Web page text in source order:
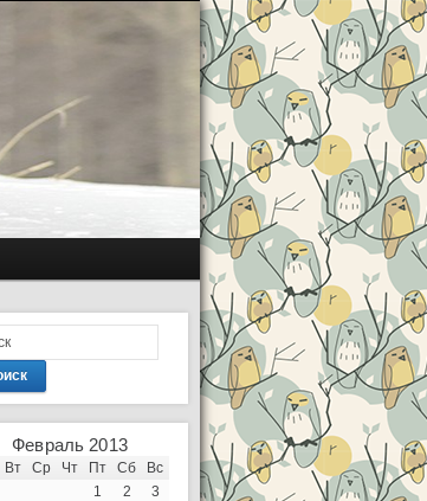
Февраль 2013
Вт Ср Чт Пт Сб
Вс
1
2
3